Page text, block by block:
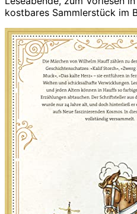
kostbares Sammlerstück im